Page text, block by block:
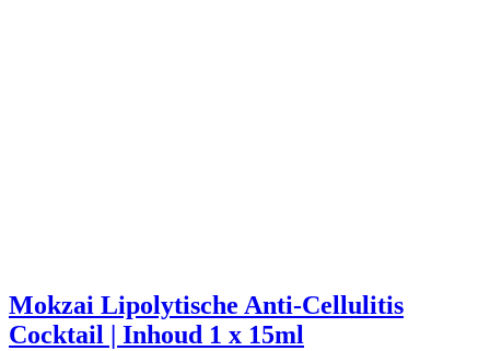
Mokzai Lipolytische Anti-Cellulitis
Cocktail | Inhoud 1 x 15ml